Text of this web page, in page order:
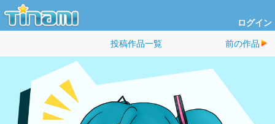
ログイン
投稿作品一覧 前の作品